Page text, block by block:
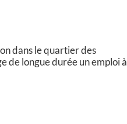
dans le quartier des
de longue durée un emploi à